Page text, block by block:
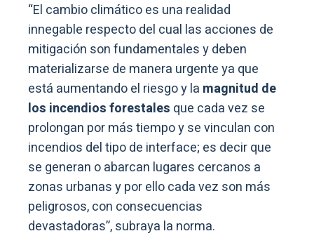
“El cambio climático es una realidad
innegable respecto del cual las acciones de
mitigación son fundamentales y deben
materializarse de manera urgente ya que
está aumentando el riesgo y la magnitud de
los incendios forestales que cada vez se
prolongan por más tiempo y se vinculan con
incendios del tipo de interface; es decir que
se generan o abarcan lugares cercanos a
zonas urbanas y por ello cada vez son más
peligrosos, con consecuencias
devastadoras”, subraya la norma.